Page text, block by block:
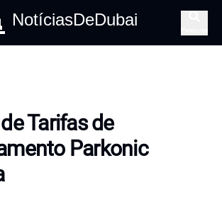
NotíciasDeDubai
Tarifas de
Parkonic